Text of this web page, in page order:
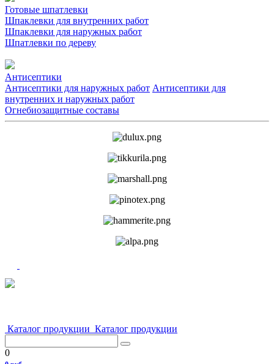
Готовые шпатлевки
Шпаклевки для внутренних работ
Шпаклевки для наружных работ
Шпатлевки по дереву
Антисептики
Антисептики для наружных работ Антисептики для
внутренних и наружных работ
Огнебиозащитные составы
Каталог продукции Каталог продукции
0